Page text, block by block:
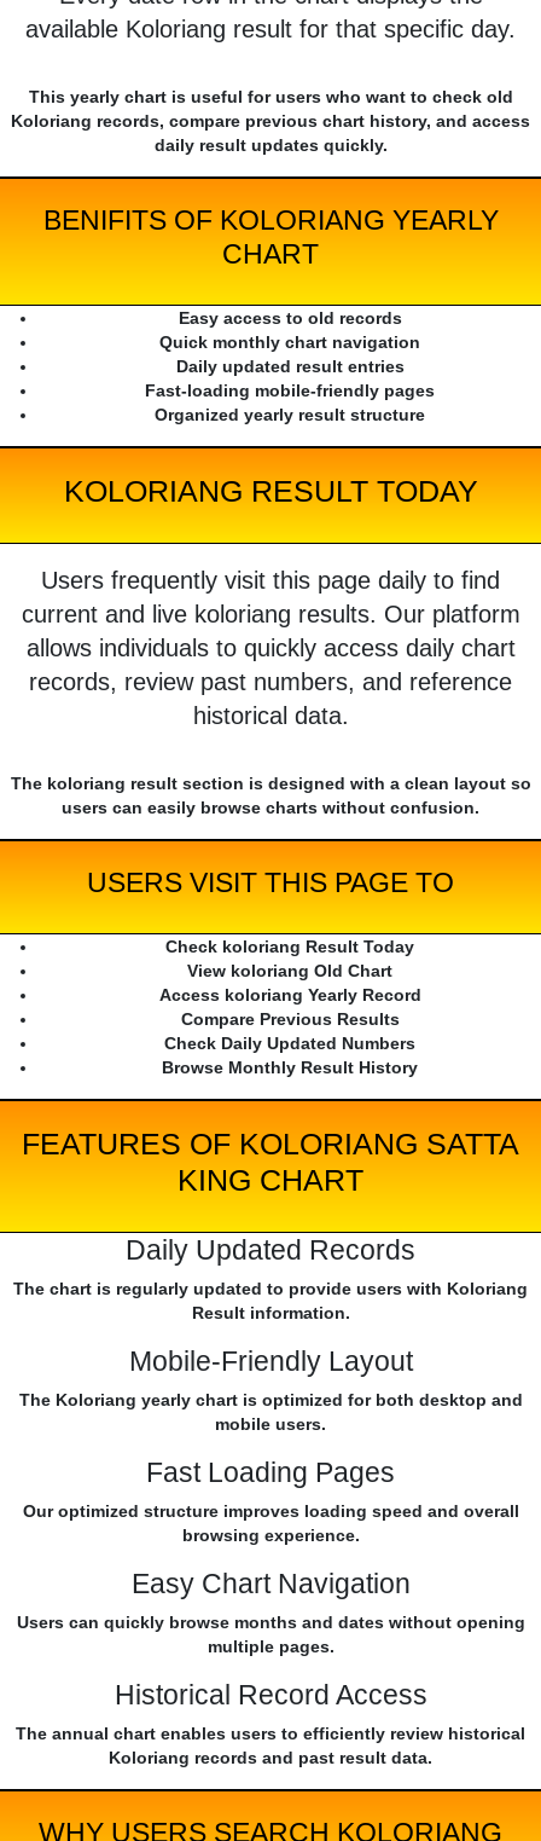
available Koloriang result for that specific day.
This yearly chart is useful for users who want to check old
Koloriang records, compare previous chart history, and access
daily result updates quickly.
BENIFITS OF KOLORIANG YEARLY
CHART
Easy access to old records
Quick monthly chart navigation
Daily updated result entries
Fast-loading mobile-friendly pages
Organized yearly result structure
KOLORIANG RESULT TODAY
Users frequently visit this page daily to find
current and live koloriang results. Our platform
allows individuals to quickly access daily chart
records, review past numbers, and reference
historical data.
The koloriang result section is designed with a clean layout so
users can easily browse charts without confusion.
USERS VISIT THIS PAGE TO
Check koloriang Result Today
View koloriang Old Chart
Access koloriang Yearly Record
Compare Previous Results
Check Daily Updated Numbers
Browse Monthly Result History
FEATURES OF KOLORIANG SATTA
KING CHART
Daily Updated Records
The chart is regularly updated to provide users with Koloriang
Result information.
Mobile-Friendly Layout
The Koloriang yearly chart is optimized for both desktop and
mobile users.
Fast Loading Pages
Our optimized structure improves loading speed and overall
browsing experience.
Easy Chart Navigation
Users can quickly browse months and dates without opening
multiple pages.
Historical Record Access
The annual chart enables users to efficiently review historical
Koloriang records and past result data.
WHY USERS SEARCH KOLORIANG